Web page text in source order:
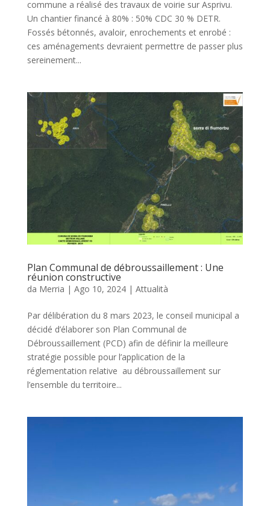
commune a réalisé des travaux de voirie sur Asprivu.
Un chantier financé à 80% : 50% CDC 30 % DETR.
Fossés bétonnés, avaloir, enrochements et enrobé :
ces aménagements devraient permettre de passer plus
sereinement...
Plan Communal de débroussaillement : Une
réunion constructive
da Merria | Ago 10, 2024| Attualità
Par délibération du 8 mars 2023, le conseil municipal a
décidé d’élaborer son Plan Communal de
Débroussaillement (PCD) afin de définir la meilleure
stratégie possible pour l’application de la
réglementation relative au débroussaillement sur
l’ensemble du territoire...